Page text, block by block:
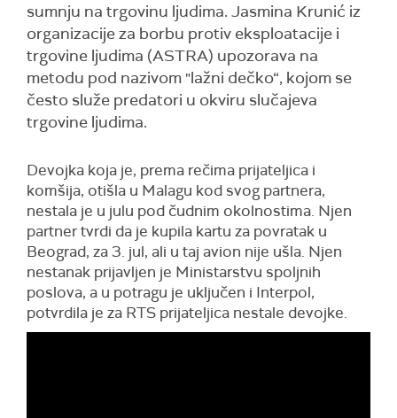
sumnju na trgovinu ljudima. Jasmina Krunić iz
organizacije za borbu protiv eksploatacije i
trgovine ljudima (ASTRA) upozorava na
metodu pod nazivom "lažni dečko“, kojom se
često služe predatori u okviru slučajeva
trgovine ljudima.
Devojka koja je, prema rečima prijateljica i
komšija, otišla u Malagu kod svog partnera,
nestala je u julu pod čudnim okolnostima. Njen
partner tvrdi da je kupila kartu za povratak u
Beograd, za 3. jul, ali u taj avion nije ušla. Njen
nestanak prijavljen je Ministarstvu spoljnih
poslova, a u potragu je uključen i Interpol,
potvrdila je za RTS prijateljica nestale devojke.